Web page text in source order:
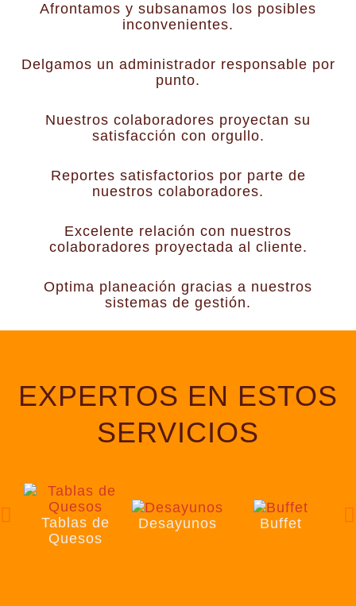
Afrontamos y subsanamos los posibles
inconvenientes.
Delgamos un administrador responsable por
punto.
Nuestros colaboradores proyectan su
satisfacción con orgullo.
Reportes satisfactorios por parte de
nuestros colaboradores.
Excelente relación con nuestros
colaboradores proyectada al cliente.
Optima planeación gracias a nuestros
sistemas de gestión.
EXPERTOS EN ESTOS
SERVICIOS
Tablas de
Quesos
Desayunos Buffet